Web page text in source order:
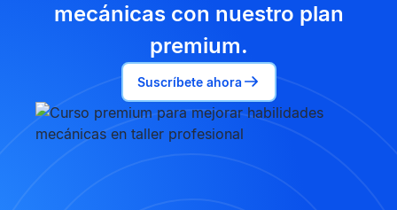
mecánicas con nuestro plan
premium.
Suscríbete ahora